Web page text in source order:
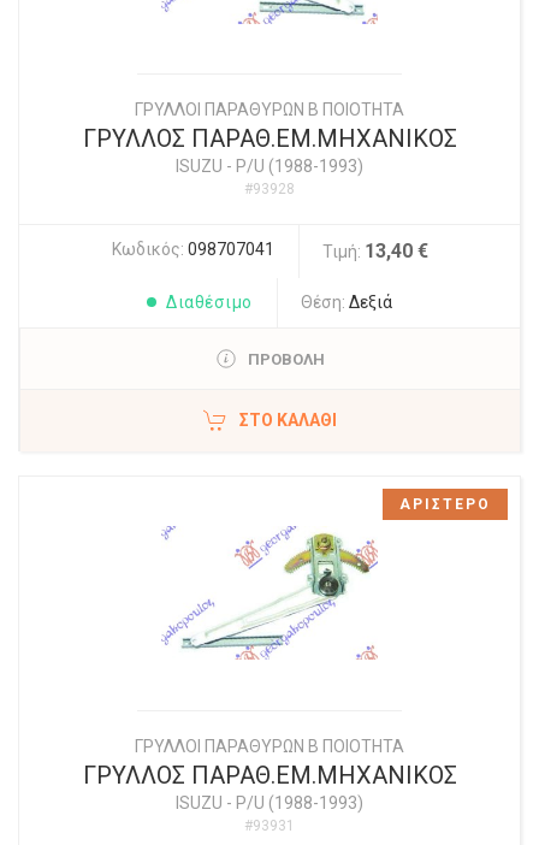
ΓΡΥΛΛΟΙ ΠΑΡΑΘΥΡΩΝ Β ΠΟΙΟΤΗΤΑ
ΓΡΥΛΛΟΣ ΠΑΡΑΘ.ΕΜ.ΜΗΧΑΝΙΚΟΣ
ISUZU - P/U (1988-1993)
#93928
Κωδικός: 098707041 Τιμή: 13,40 €
Διαθέσιμο Θέση: Δεξιά
ΠΡΟΒΟΛΗ
ΣΤΟ ΚΑΛΆΘΙ
ΓΡΥΛΛΟΙ ΠΑΡΑΘΥΡΩΝ Β ΠΟΙΟΤΗΤΑ
ΓΡΥΛΛΟΣ ΠΑΡΑΘ.ΕΜ.ΜΗΧΑΝΙΚΟΣ
ISUZU - P/U (1988-1993)
#93931
ΑΡΙΣΤΕΡΟ